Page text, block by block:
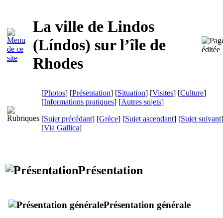
La ville de Lindos
(Líndos) sur l’île de
Rhodes
[Photos] [Présentation] [Situation] [Visites] [Culture]
[Informations pratiques] [Autres sujets]
[Sujet précédant] [Grèce] [Sujet ascendant] [Sujet suivant]
[Via Gallica]
Présentation
Présentation générale